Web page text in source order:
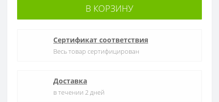
В КОРЗИНУ
Сертификат соответствия
Весь товар сертифицирован
Доставка
в течении 2 дней